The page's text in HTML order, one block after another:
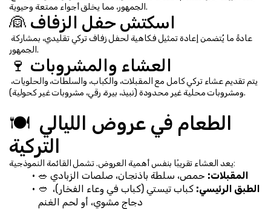
الجمهور، مما يخلق أجواء ممتعة وحيوية.
👰 اسكتش حفل الزفاف
الجمهور.
🍷 العشاء والمشروبات
ومشروبات محلية غير محدودة (نبيذ، بيرة، رقي، مشروبات غير كحولية).
🍽️ الطعام في عروض الليالي
التركية
يعد العشاء تقريبًا بنفس أهمية العروض. تشمل القائمة النموذجية:
🥗 المقبلات: حمص، سلطة باذنجان، صلصات الزبادي
🥙
الطبق الرئيسي:
دجاج مشوي، أو لحم الغنم